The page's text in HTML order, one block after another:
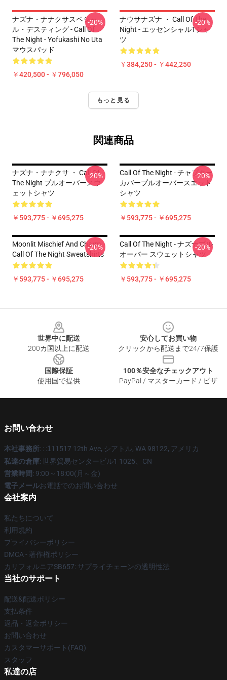
ナズナ・ナナクサスペシャ
ル・デスティング - Call Of
The Night - Yofukashi No Uta
マウスパッド
￥420,500 - ￥796,050
-20%
ナウサナズナ ・ Call Of The
Night - エッセンシャルTシャ
ツ
￥384,250 - ￥442,250
-20%
もっと見る
関連商品
ナズナ・ナナクサ ・ Call Of
The Night プルオーバースウ
ェットシャツ
￥593,775 - ￥695,275
-20%
Call Of The Night - チャプター
カバープルオーバースエット
シャツ
￥593,775 - ￥695,275
-20%
Moonlit Mischief And Charm
Call Of The Night Sweatshirts
￥593,775 - ￥695,275
-20%
Call Of The Night - ナズナプル
オーバー スウェットシャツ
￥593,775 - ￥695,275
-20%
世界中に配送
200カ国以上に配送
安心してお買い物
クリックから配送まで24/7保護
国際保証
使用国で提供
100％安全なチェックアウト
PayPal / マスターカード / ビザ
お問い合わせ
本社事務所: : :1 11517 12th Ave, シアトル, WA 98122, アメリカ
私達の倉庫: 世界貿易センタービル1 1025、CN
営業時間: 9:00～18:00(月～金)
電子メールお電話でのお問い合わせ
会社案内
私たちについて
利用規約
プライバシーポリシー
DMCA - 著作権ポリシー
カリフォルニアSB657: サプライチェーンの透明性法
当社のサポート
配送&配送ポリシー
支払条件
返品・返金ポリシー
お問い合わせ
カスタマーサポート(FAQ)
スタッフ
私達の店